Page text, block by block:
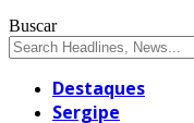
Buscar
Destaques
Sergipe